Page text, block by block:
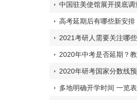
中国驻美使馆展开摸底
高考延期后有哪些新安
2021考研人需要关注哪
2020年中考是否延期？
2020年研考国家分数线
多地明确开学时间 一览